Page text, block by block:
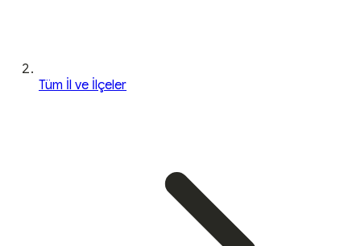
Tüm İl ve İlçeler